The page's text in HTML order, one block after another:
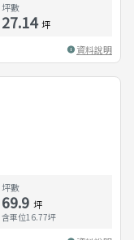
坪數
27.14 坪
資料說明
坪數
69.9 坪
含車位16.77坪